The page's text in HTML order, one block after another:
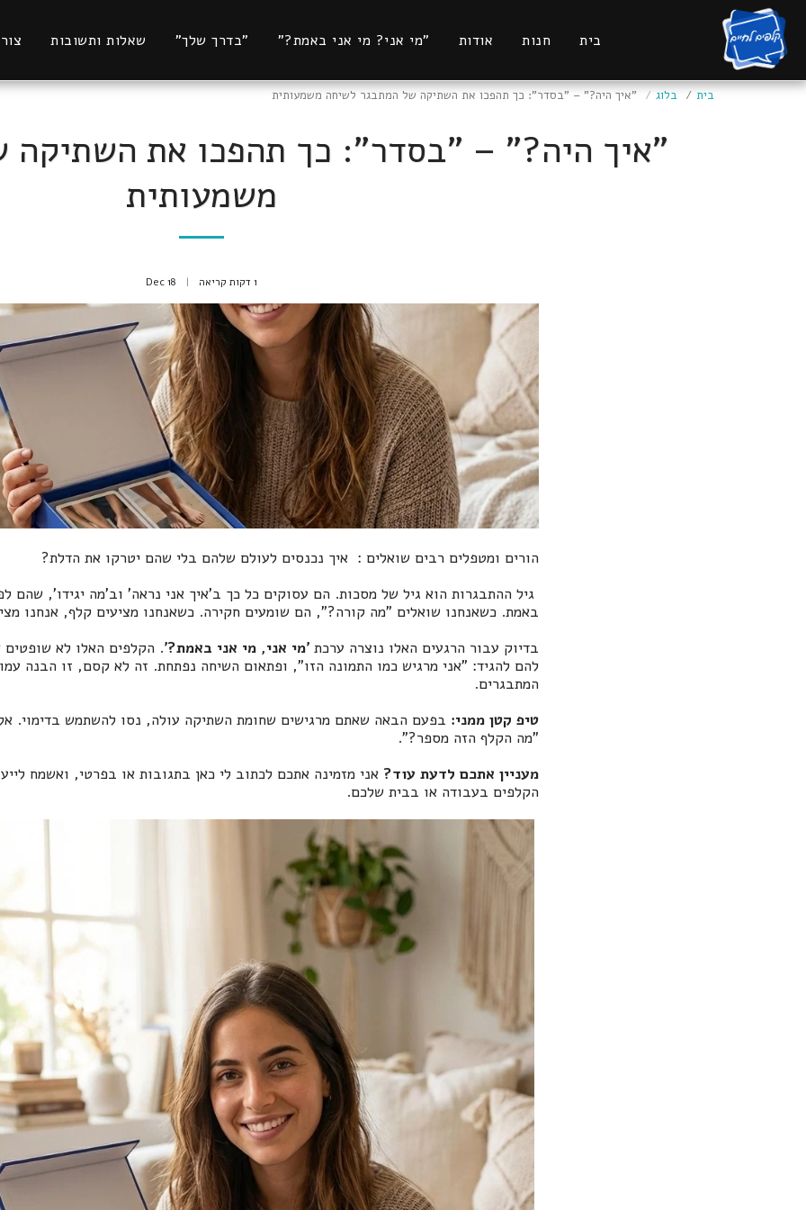
בית חנות אודות "מי אני? מי אני באמת?" "בדרך שלך" שאלות ותשובות
בית בלוג "איך היה?" – "בסדר": כך תהפכו את השתיקה של המתבגר לשיחה משמעותית
"איך היה?" – "בסדר": כך תהפכו את השתיקה
משמעותית
1 דקות קריאה 18
Dec
הורים ומטפלים רבים שואלים : איך נכנסים לעולם שלהם בלי שהם יטרקו את הדלת?
גיל ההתבגרות הוא גיל של מסכות. הם עסוקים כל כך ב'איך אני נראה' וב'מה יגידו', שהם
באמת. כשאנחנו שואלים "מה קורה?", הם שומעים חקירה. כשאנחנו מציעים קלף, אנחנו
בדיוק עבור הרגעים האלו נוצרה ערכת 'מי אני, מי אני באמת?'. הקלפים האלו לא
להם להגיד: "אני מרגיש כמו התמונה הזו", ופתאום השיחה נפתחת. זה לא קסם, זו הבנה
המתבגרים.
טיפ קטן ממני: בפעם הבאה שאתם מרגישים שחומת השתיקה עולה, נסו להשתמש בדימוי.
"מה הקלף הזה מספר?".
מעניין אתכם לדעת עוד? אני מזמינה אתכם לכתוב לי כאן בתגובות או בפרטי, ואשמח
הקלפים בעבודה או בבית שלכם.